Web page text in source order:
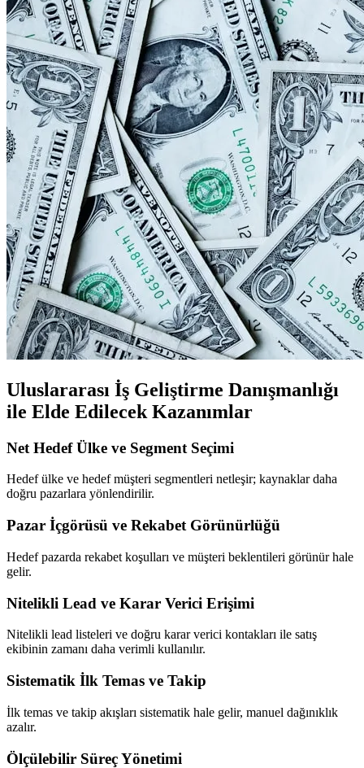
Uluslararası İş Geliştirme Danışmanlığı
ile Elde Edilecek Kazanımlar
Net Hedef Ülke ve Segment Seçimi
Hedef ülke ve hedef müşteri segmentleri netleşir; kaynaklar daha
doğru pazarlara yönlendirilir.
Pazar İçgörüsü ve Rekabet Görünürlüğü
Hedef pazarda rekabet koşulları ve müşteri beklentileri görünür hale
gelir.
Nitelikli Lead ve Karar Verici Erişimi
Nitelikli lead listeleri ve doğru karar verici kontakları ile satış
ekibinin zamanı daha verimli kullanılır.
Sistematik İlk Temas ve Takip
İlk temas ve takip akışları sistematik hale gelir, manuel dağınıklık
azalır.
Ölçülebilir Süreç Yönetimi